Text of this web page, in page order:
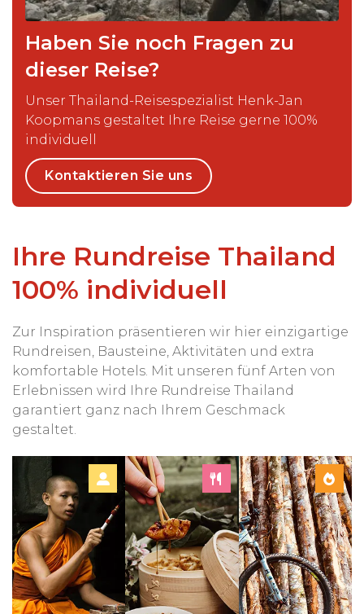
Haben Sie noch Fragen zu
dieser Reise?
Unser Thailand-Reisespezialist Henk-Jan
Koopmans gestaltet Ihre Reise gerne 100%
individuell
Kontaktieren Sie uns
Ihre Rundreise Thailand
100% individuell
Zur Inspiration präsentieren wir hier einzigartige
Rundreisen, Bausteine, Aktivitäten und extra
komfortable Hotels. Mit unseren fünf Arten von
Erlebnissen wird Ihre Rundreise Thailand
garantiert ganz nach Ihrem Geschmack
gestaltet.